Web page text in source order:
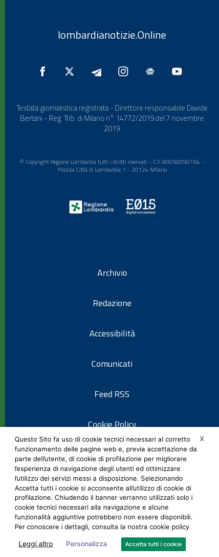
lombardianotizie.Online
Testata giornalistica registrata - Direttore responsabile Davide
Bertani - Reg. Trib. di Milano n° 14772/2019 del 7 novembre
2019
© Copyright Regione Lombardia tutti i diritti riservati - C.F. 80050050154 -
Piazza Città di Lombardia 1 - 20124 Milano
Archivio
Redazione
Accessibilità
Comunicati
Feed RSS
Cookie Policy
Informativa privacy
Note legali
Social Media Policy
X
Questo Sito fa uso di cookie tecnici necessari al corretto
funzionamento delle pagine web e, previa accettazione da
parte dell’utente, di cookie di profilazione per migliorare
l’esperienza di navigazione degli utenti ed ottimizzare
l’utilizzo dei servizi messi a disposizione. Selezionando
Accetta tutti i cookie si acconsente all’utilizzo di cookie di
profilazione. Chiudendo il banner verranno utilizzati solo i
cookie tecnici necessari alla navigazione e alcune
funzionalità aggiuntive potrebbero non essere disponibili.
Per conoscere i dettagli, consulta la nostra cookie policy
Leggi altro Personalizza Accetta tutti i cookie